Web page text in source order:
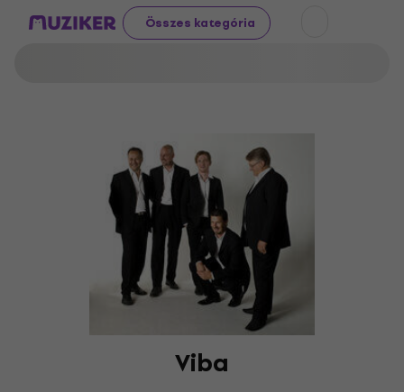
Összes kategória
Viba